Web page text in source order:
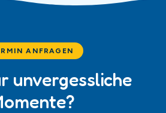
WhatsApp
· ✓ Keine Anzahlung nötig · ✓
Rundum Service